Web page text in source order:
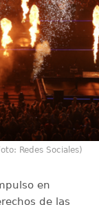
Redes Sociales)
en
de las